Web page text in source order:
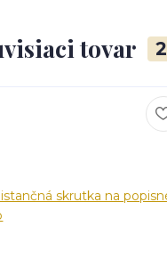
tovar 2